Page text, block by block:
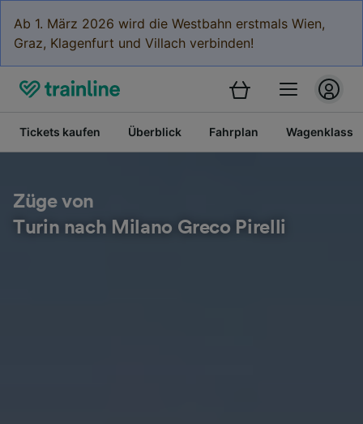
Ab 1. März 2026 wird die Westbahn erstmals Wien,
Graz, Klagenfurt und Villach verbinden!
Tickets kaufen Überblick Fahrplan
Züge von
Turin nach Milano Greco Pirelli